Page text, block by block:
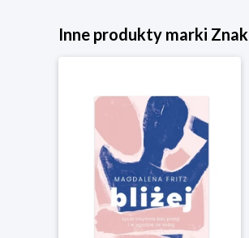
Inne produkty marki